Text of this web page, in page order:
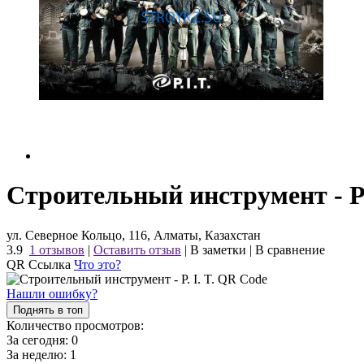
Строительный инструмент -
ул. Северное Кольцо, 116, Алматы, Казахстан
3.9 1 отзывов | Оставить отзыв | В заметки | В сравнение
QR Ссылка Что это?
Нашли ошибку?
Поднять в топ
Количество просмотров:
За сегодня: 0
За неделю: 1